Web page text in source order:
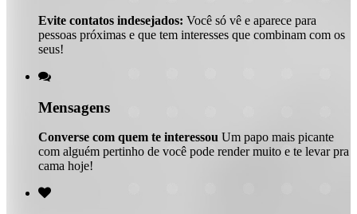
Evite contatos indesejados: Você só vê e aparece para
pessoas próximas e que tem interesses que combinam com os
seus!

Mensagens
Converse com quem te interessou Um papo mais picante
com alguém pertinho de você pode render muito e te levar pra
cama hoje!
